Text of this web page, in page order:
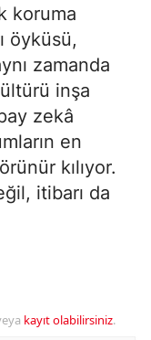
koruma
öyküsü,
zamanda
inşa
zekâ
en
kılıyor.
itibarı da
kayıt olabilirsiniz.